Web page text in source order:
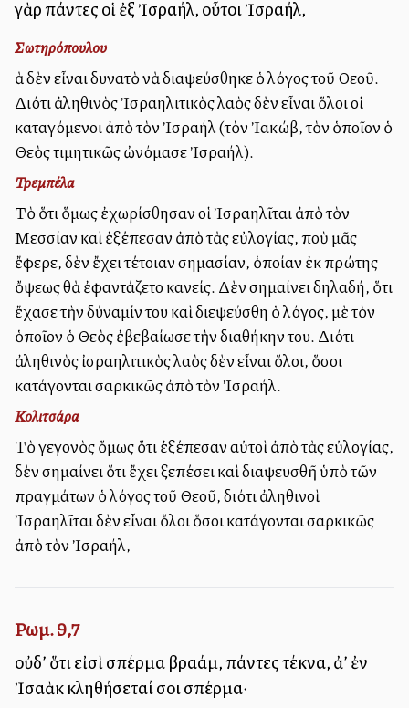
γὰρ πάντες οἱ ἐξ Ἰσραήλ, οὗτοι Ἰσραήλ,
Σωτηρόπουλου
Ἀλλὰ δὲν εἶναι δυνατὸ νὰ διαψεύσθηκε ὁ λόγος τοῦ Θεοῦ.
Διότι ἀληθινὸς Ἰσραηλιτικὸς λαὸς δὲν εἶναι ὅλοι οἱ
καταγόμενοι ἀπὸ τὸν Ἰσραήλ (τὸν Ἰακώβ, τὸν ὁποῖον ὁ
Θεὸς τιμητικῶς ὠνόμασε Ἰσραήλ).
Τρεμπέλα
Τὸ ὅτι ὅμως ἐχωρίσθησαν οἱ Ἰσραηλῖται ἀπὸ τὸν
Μεσσίαν καὶ ἐξέπεσαν ἀπὸ τὰς εὐλογίας, ποὺ μᾶς
ἔφερε, δὲν ἔχει τέτοιαν σημασίαν, ὁποίαν ἐκ πρώτης
ὄψεως θὰ ἐφαντάζετο κανείς. Δὲν σημαίνει δηλαδή, ὅτι
ἔχασε τὴν δύναμίν του καὶ διεψεύσθη ὁ λόγος, μὲ τὸν
ὁποῖον ὁ Θεὸς ἐβεβαίωσε τὴν διαθήκην του. Διότι
ἀληθινὸς ἰσραηλιτικὸς λαὸς δὲν εἶναι ὅλοι, ὅσοι
κατάγονται σαρκικῶς ἀπὸ τὸν Ἰσραήλ.
Κολιτσάρα
Τὸ γεγονὸς ὅμως ὅτι ἐξέπεσαν αὐτοὶ ἀπὸ τὰς εὐλογίας,
δὲν σημαίνει ὅτι ἔχει ξεπέσει καὶ διαψευσθῆ ὑπὸ τῶν
πραγμάτων ὁ λόγος τοῦ Θεοῦ, διότι ἀληθινοὶ
Ἰσραηλῖται δὲν εἶναι ὅλοι ὅσοι κατάγονται σαρκικῶς
ἀπὸ τὸν Ἰσραήλ,
Ρωμ. 9,7
οὐδ’ ὅτι εἰσὶ σπέρμα Ἀβραάμ, πάντες τέκνα, ἀλλ’ ἐν
Ἰσαὰκ κληθήσεταί σοι σπέρμα·